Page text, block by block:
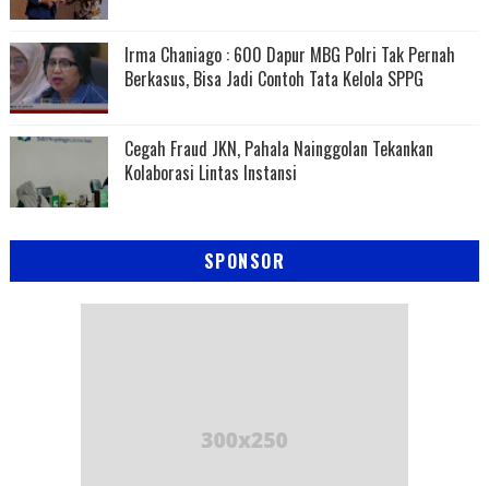
Irma Chaniago : 600 Dapur MBG Polri Tak Pernah
Berkasus, Bisa Jadi Contoh Tata Kelola SPPG
Cegah Fraud JKN, Pahala Nainggolan Tekankan
Kolaborasi Lintas Instansi
SPONSOR